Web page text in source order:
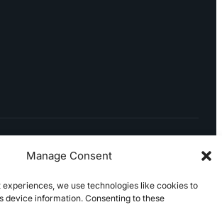
Manage Consent
experiences, we use technologies like cookies to
device information. Consenting to these